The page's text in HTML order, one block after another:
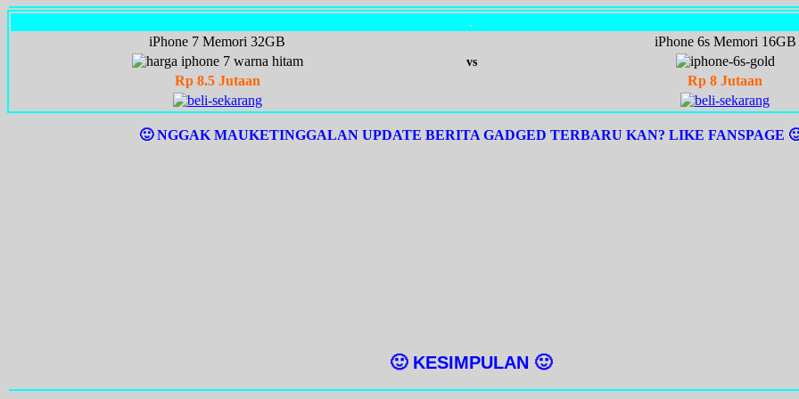
.
iPhone 7 Memori 32GB
iPhone 6s Memori 16GB
vs
Rp 8.5 Jutaan Rp 8 Jutaan
🙂 NGGAK MAUKETINGGALAN UPDATE BERITA GADGED TERBARU KAN? LIKE FANSPAGE
🙂 KESIMPULAN 🙂